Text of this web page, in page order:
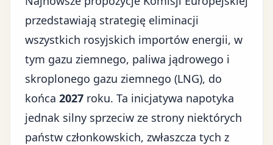
przedstawiają strategię eliminacji
wszystkich rosyjskich importów energii, w
tym gazu ziemnego, paliwa jądrowego i
skroplonego gazu ziemnego (LNG), do
końca 2027 roku. Ta inicjatywa napotyka
jednak silny sprzeciw ze strony niektórych
państw członkowskich, zwłaszcza tych z